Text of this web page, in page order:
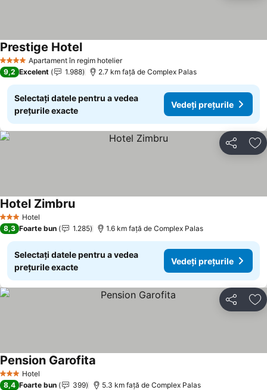
4 Stele Apartament în regim hotelier
Prestige Hotel
9,2 Excelent 1.988 2.7 km faţă de Complex Palas
Selectați datele pentru a vedea
prețurile exacte
Vedeți prețurile
Distribuiți
3 SteleHotel
Hotel Zimbru
8,3 Foarte bun 1.285 1.6 km faţă de Complex Palas
Selectați datele pentru a vedea
prețurile exacte
Vedeți prețurile
Distribuiți
3 SteleHotel
Pension Garofita
8,4 Foarte bun 399 5.3 km faţă de Complex Palas